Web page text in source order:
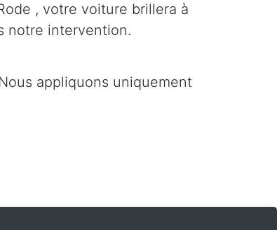
, votre voiture brillera à
notre intervention.
appliquons uniquement